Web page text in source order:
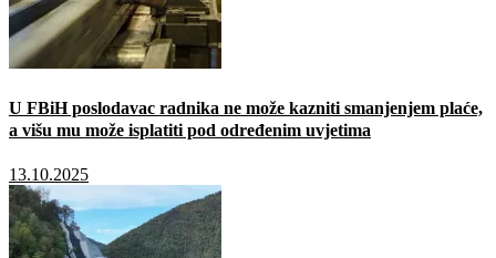
U FBiH poslodavac radnika ne može kazniti smanjenjem plaće,
a višu mu može isplatiti pod određenim uvjetima
13.10.2025